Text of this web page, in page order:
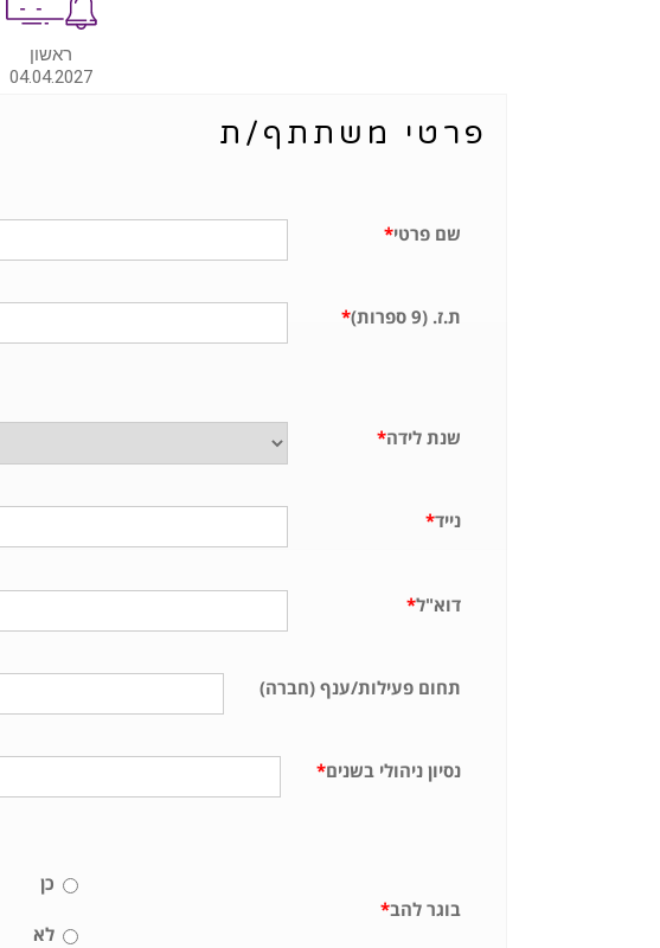
ראשון
04.04.2027
פרטי משתתף/ת
*שם פרטי
* ת.ז. (9 ספרות)
*שנת לידה
*נייד
*דוא"ל
תחום פעילות/ענף (חברה)
*נסיון ניהולי בשנים
*בוגר להב
כן
לא